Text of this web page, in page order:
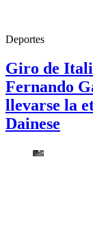
Deportes
Giro de
Fernando
llevarse la
Dainese